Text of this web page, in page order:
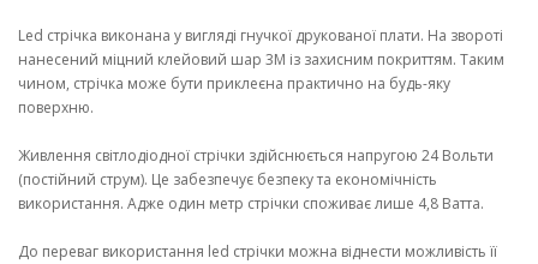
Led стрічка виконана у вигляді гнучкої друкованої плати. На звороті
нанесений міцний клейовий шар 3M із захисним покриттям. Таким
чином, стрічка може бути приклеєна практично на будь-яку
поверхню.
Живлення світлодіодної стрічки здійснюється напругою 24 Вольти
(постійний струм). Це забезпечує безпеку та економічність
використання. Адже один метр стрічки споживає лише 4,8 Ватта.
До переваг використання led стрічки можна віднести можливість її